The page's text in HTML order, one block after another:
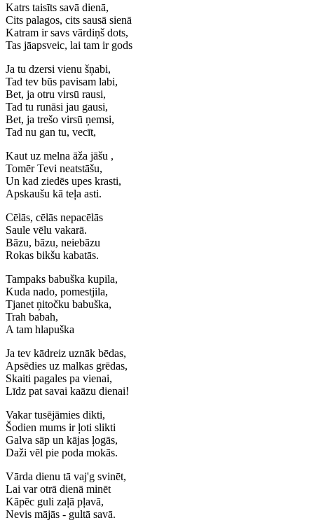
Katrs taisīts savā dienā,
Cits palagos, cits sausā sienā
Katram ir savs vārdiņš dots,
Tas jāapsveic, lai tam ir gods
Ja tu dzersi vienu šņabi,
Tad tev būs pavisam labi,
Bet, ja otru virsū rausi,
Tad tu runāsi jau gausi,
Bet, ja trešo virsū ņemsi,
Tad nu gan tu, vecīt,
Kaut uz melna āža jāšu ,
Tomēr Tevi neatstāšu,
Un kad ziedēs upes krasti,
Apskaušu kā teļa asti.
Cēlās, cēlās nepacēlās
Saule vēlu vakarā.
Bāzu, bāzu, neiebāzu
Rokas bikšu kabatās.
Tampaks babuška kupila,
Kuda nado, pomestjila,
Tjanet ņitočku babuška,
Trah babah,
A tam hlapuška
Ja tev kādreiz uznāk bēdas,
Apsēdies uz malkas grēdas,
Skaiti pagales pa vienai,
Līdz pat savai kaāzu dienai!
Vakar tusējāmies dikti,
Šodien mums ir ļoti slikti
Galva sāp un kājas ļogās,
Daži vēl pie poda mokās.
Vārda dienu tā vaj'g svinēt,
Lai var otrā dienā minēt
Kāpēc guli zaļā pļavā,
Nevis mājās - gultā savā.